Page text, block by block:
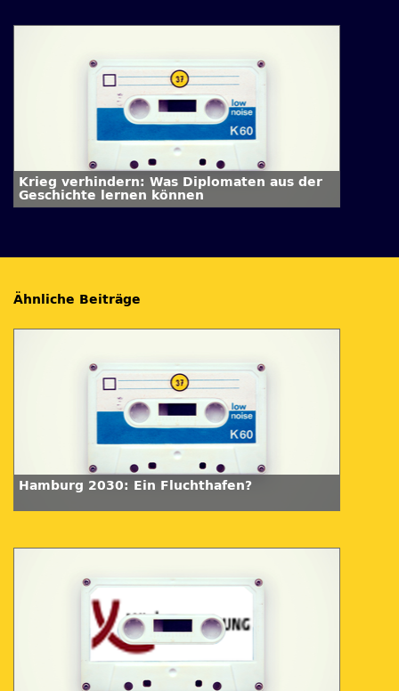
Krieg verhindern: Was Diplomaten aus der
Geschichte lernen können
Ähnliche Beiträge
Hamburg 2030: Ein Fluchthafen?